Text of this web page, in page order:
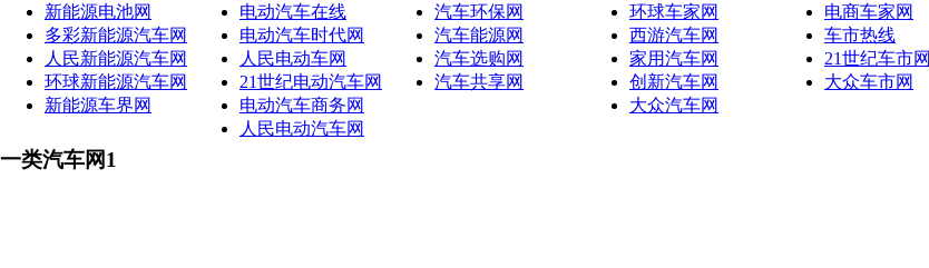
新能源电池网
多彩新能源汽车网
人民新能源汽车网
环球新能源汽车网
新能源车界网
电动汽车在线
电动汽车时代网
人民电动车网
21世纪电动汽车网
电动汽车商务网
人民电动汽车网
汽车环保网
汽车能源网
汽车选购网
汽车共享网
环球车家网
西游汽车网
家用汽车网
创新汽车网
大众汽车网
电商车家网
车市热线
21世纪车市网
大众车市网
一类汽车网1